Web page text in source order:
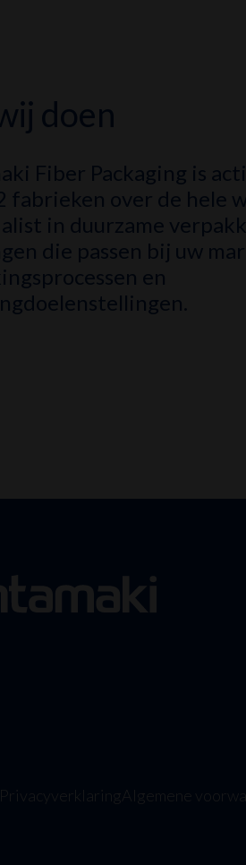
doen
Fiber Packaging is
fabrieken over de hele
in duurzame
die passen bij uw
en
PrivacyverklaringAlgemene